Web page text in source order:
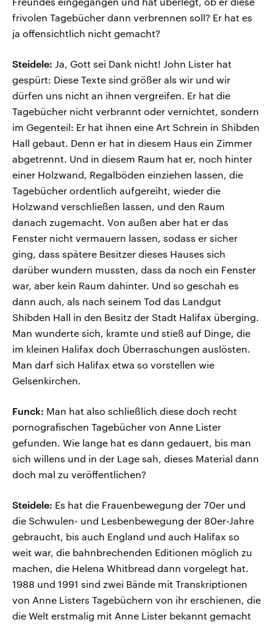
frivolen Tagebücher dann verbrennen soll? Er hat es
ja offensichtlich nicht gemacht?
Steidele: Ja, Gott sei Dank nicht! John Lister hat
gespürt: Diese Texte sind größer als wir und wir
dürfen uns nicht an ihnen vergreifen. Er hat die
Tagebücher nicht verbrannt oder vernichtet, sondern
im Gegenteil: Er hat ihnen eine Art Schrein in Shibden
Hall gebaut. Denn er hat in diesem Haus ein Zimmer
abgetrennt. Und in diesem Raum hat er, noch hinter
einer Holzwand, Regalböden einziehen lassen, die
Tagebücher ordentlich aufgereiht, wieder die
Holzwand verschließen lassen, und den Raum
danach zugemacht. Von außen aber hat er das
Fenster nicht vermauern lassen, sodass er sicher
ging, dass spätere Besitzer dieses Hauses sich
darüber wundern mussten, dass da noch ein Fenster
war, aber kein Raum dahinter. Und so geschah es
dann auch, als nach seinem Tod das Landgut
Shibden Hall in den Besitz der Stadt Halifax überging.
Man wunderte sich, kramte und stieß auf Dinge, die
im kleinen Halifax doch Überraschungen auslösten.
Man darf sich Halifax etwa so vorstellen wie
Gelsenkirchen.
Funck: Man hat also schließlich diese doch recht
pornografischen Tagebücher von Anne Lister
gefunden. Wie lange hat es dann gedauert, bis man
sich willens und in der Lage sah, dieses Material dann
doch mal zu veröffentlichen?
Steidele: Es hat die Frauenbewegung der 70er und
die Schwulen- und Lesbenbewegung der 80er-Jahre
gebraucht, bis auch England und auch Halifax so
weit war, die bahnbrechenden Editionen möglich zu
machen, die Helena Whitbread dann vorgelegt hat.
1988 und 1991 sind zwei Bände mit Transkriptionen
von Anne Listers Tagebüchern von ihr erschienen, die
die Welt erstmalig mit Anne Lister bekannt gemacht